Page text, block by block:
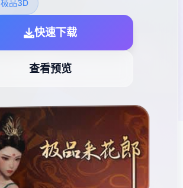
极品3D
快速下载
查看预览